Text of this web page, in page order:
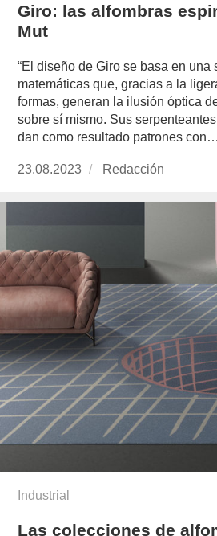
Giro: las alfombras
Mut
“El diseño de Giro se basa en una
matemáticas que, gracias a la
formas, generan la ilusión óptica
sobre sí mismo. Sus
dan como resultado patrones con…
Publicado
23.08.2023 https://
Redacción
Industrial
Las colecciones de